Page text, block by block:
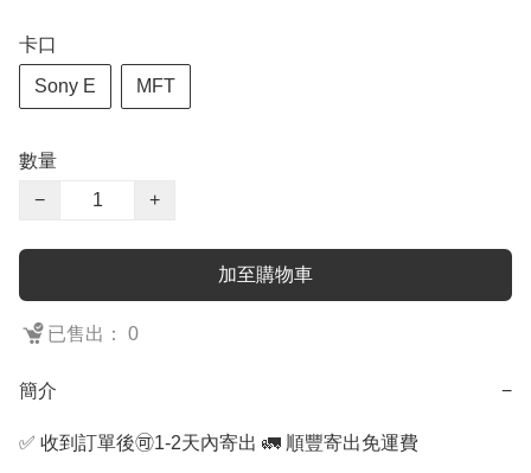
卡口
Sony E MFT
數量
−
+
加至購物車
已售出： 0
簡介 −
✅ 收到訂單後🉑1-2天內寄出 🚛 順豐寄出免運費